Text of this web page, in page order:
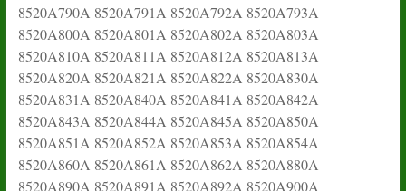
8520A790A 8520A791A 8520A792A 8520A793A
8520A800A 8520A801A 8520A802A 8520A803A
8520A810A 8520A811A 8520A812A 8520A813A
8520A820A 8520A821A 8520A822A 8520A830A
8520A831A 8520A840A 8520A841A 8520A842A
8520A843A 8520A844A 8520A845A 8520A850A
8520A851A 8520A852A 8520A853A 8520A854A
8520A860A 8520A861A 8520A862A 8520A880A
8520A890A 8520A891A 8520A892A 8520A900A